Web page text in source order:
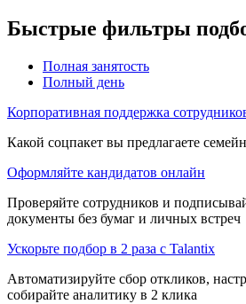
Быстрые фильтры
Полная занятость
Полный день
Корпоративная поддержка
Какой соцпакет вы предлагаете
Оформляйте кандидатов онлайн
Проверяйте сотрудников и
документы без бумаг и личных встреч
Ускорьте подбор в 2 раза с Talantix
Автоматизируйте сбор откликов,
собирайте аналитику в 2 клика